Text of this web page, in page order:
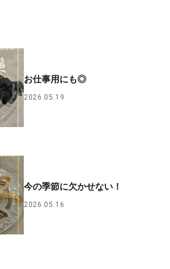
お仕事用にも◎
2026.05.19
今の季節に欠かせない！
2026.05.16